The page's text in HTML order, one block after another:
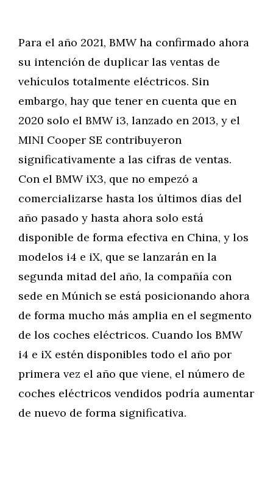
Para el año 2021, BMW ha confirmado ahora
su intención de duplicar las ventas de
vehículos totalmente eléctricos. Sin
embargo, hay que tener en cuenta que en
2020 solo el BMW i3, lanzado en 2013, y el
MINI Cooper SE contribuyeron
significativamente a las cifras de ventas.
Con el BMW iX3, que no empezó a
comercializarse hasta los últimos días del
año pasado y hasta ahora solo está
disponible de forma efectiva en China, y los
modelos i4 e iX, que se lanzarán en la
segunda mitad del año, la compañía con
sede en Múnich se está posicionando ahora
de forma mucho más amplia en el segmento
de los coches eléctricos. Cuando los BMW
i4 e iX estén disponibles todo el año por
primera vez el año que viene, el número de
coches eléctricos vendidos podría aumentar
de nuevo de forma significativa.